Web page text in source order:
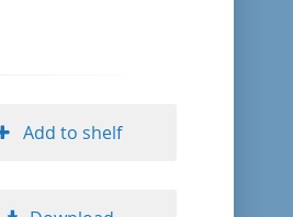
Add to shelf